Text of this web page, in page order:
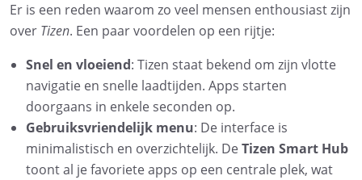
Er is een reden waarom zo veel mensen enthousiast zijn
over Tizen. Een paar voordelen op een rijtje:
Snel en vloeiend: Tizen staat bekend om zijn vlotte
navigatie en snelle laadtijden. Apps starten
doorgaans in enkele seconden op.
Gebruiksvriendelijk menu: De interface is
minimalistisch en overzichtelijk. DeTizen Smart Hub
toont al je favoriete apps op een centrale plek, wat